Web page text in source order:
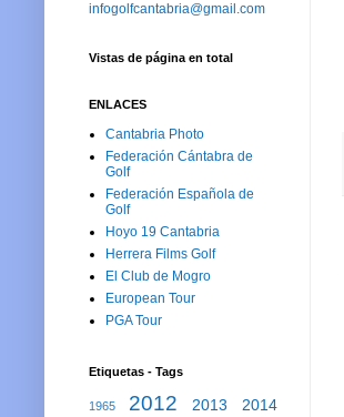
infogolfcantabria@gmail.com
Vistas de página en total
ENLACES
Cantabria Photo
Federación Cántabra de
Golf
Federación Española de
Golf
Hoyo 19 Cantabria
Herrera Films Golf
El Club de Mogro
European Tour
PGA Tour
Etiquetas - Tags
1965 2012 2013
2014